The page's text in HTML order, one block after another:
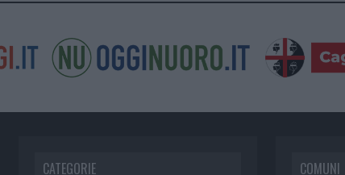
CATEGORIE COMUNI